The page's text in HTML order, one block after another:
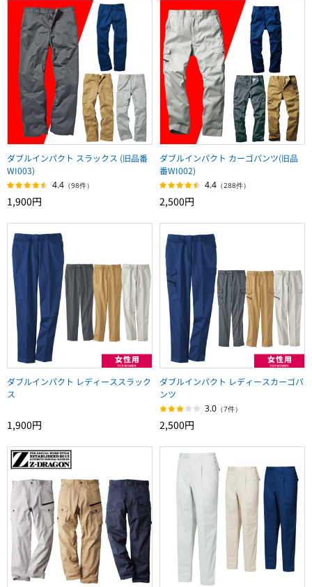
ダブルインパクト スラックス (旧品番
WI003)
4.4 （98件）
1,900円
ダブルインパクト カーゴパンツ(旧品
番WI002)
4.4 （288件）
2,500円
ダブルインパクト レディーススラック
ス
1,900円
ダブルインパクト レディースカーゴパ
ンツ
3.0 （7件）
2,500円